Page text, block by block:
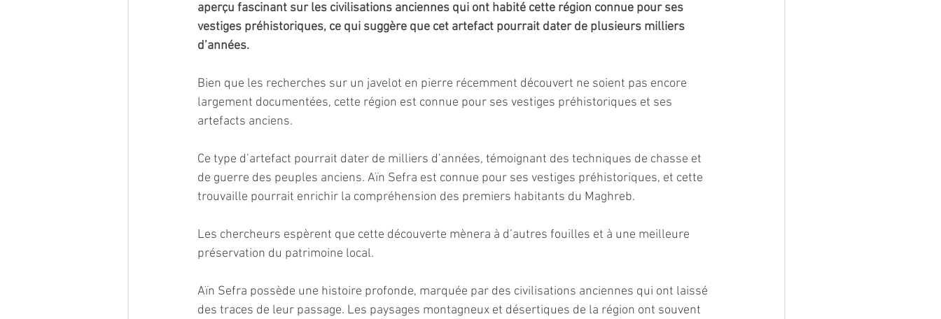
aperçu fascinant sur les civilisations anciennes qui ont habité cette région connue pour ses
vestiges préhistoriques, ce qui suggère que cet artefact pourrait dater de plusieurs milliers
d’années.
Bien que les recherches sur un javelot en pierre récemment découvert ne soient pas encore
largement documentées, cette région est connue pour ses vestiges préhistoriques et ses
artefacts anciens.
Ce type d’artefact pourrait dater de milliers d’années, témoignant des techniques de chasse et
de guerre des peuples anciens. Aïn Sefra est connue pour ses vestiges préhistoriques, et cette
trouvaille pourrait enrichir la compréhension des premiers habitants du Maghreb.
Les chercheurs espèrent que cette découverte mènera à d’autres fouilles et à une meilleure
préservation du patrimoine local.
Aïn Sefra possède une histoire profonde, marquée par des civilisations anciennes qui ont laissé
des traces de leur passage. Les paysages montagneux et désertiques de la région ont souvent